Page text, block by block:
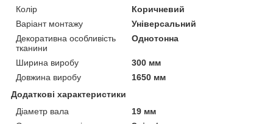
Колір
Коричневий
Варіант монтажу
Універсальний
Декоративна особливість
тканини
Однотонна
Ширина виробу
300 мм
Довжина виробу
1650 мм
Додаткові характеристики
Діаметр вала
19 мм